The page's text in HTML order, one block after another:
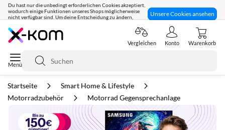
Du hast nur die unbedingt erforderlichen Cookies akzeptiert,
wodurch einige Funktionen unseres Shops möglicherweise
nicht verfügbar sind. Um deine Entscheidung zu ändern,
Unsere Cookies ansehen
Seit 8 Jahren für dich da!
Suche
Vergleichen Konto Warenkorb
Startseite
Smart Home & Lifestyle
Motorradzubehör
Motorrad Gegensprechanlage